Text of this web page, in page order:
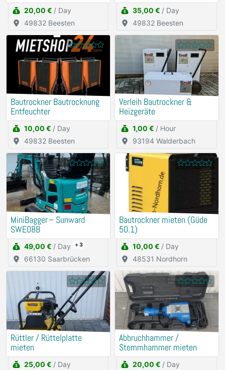
20,00 € / Day
49832 Beesten
35,00 € / Day
49832 Beesten
Bautrockner Bautrocknung
Entfeuchter
10,00 € / Day
49832 Beesten
Verleih Bautrockner &
Heizgeräte
1,00 € / Hour
93194 Walderbach
MiniBagger – Sunward
SWE08B
49,00 € / Day + 3
66130 Saarbrücken
Bautrockner mieten (Güde
50.1)
10,00 € / Day
48531 Nordhorn
Rüttler / Rüttelplatte
mieten
25,00 € / Day
Abbruchhammer /
Stemmhammer mieten
20,00 € / Day